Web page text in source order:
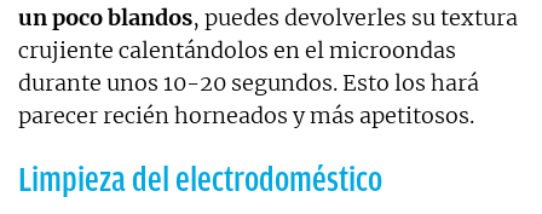
un poco blandos, puedes devolverles su textura
crujiente calentándolos en el microondas
durante unos 10-20 segundos. Esto los hará
parecer recién horneados y más apetitosos.
Limpieza del electrodoméstico